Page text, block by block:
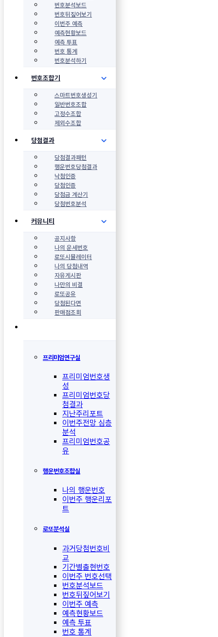
번호분석보드
번호뒤짚어보기
이번주 예측
예측현황보드
예측 투표
번호 통계
번호분석하기
번호조합기
스마트번호생성기
일반번호조합
고정수조합
제외수조합
당첨결과
당첨결과패턴
행운번호당첨결과
낙첨인증
당첨인증
당첨금 계산기
당첨번호분석
커뮤니티
공지사항
나의 운세번호
로또시뮬레이터
나의 당첨내역
자유게시판
나만의 비결
로또공유
당첨된다면
판매점조회
프리미엄연구실
프리미엄번호생
성
프리미엄번호당
첨결과
지난주리포트
이번주전망 심층
분석
프리미엄번호공
유
행운번호조합실
나의 행운번호
이번주 행운리포
트
로또분석실
과거당첨번호비
교
기간별출현번호
이번주 번호선택
번호분석보드
번호뒤짚어보기
이번주 예측
예측현황보드
예측 투표
번호 통계